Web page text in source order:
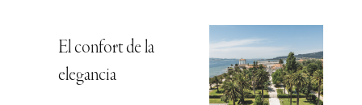
El confort de la
elegancia